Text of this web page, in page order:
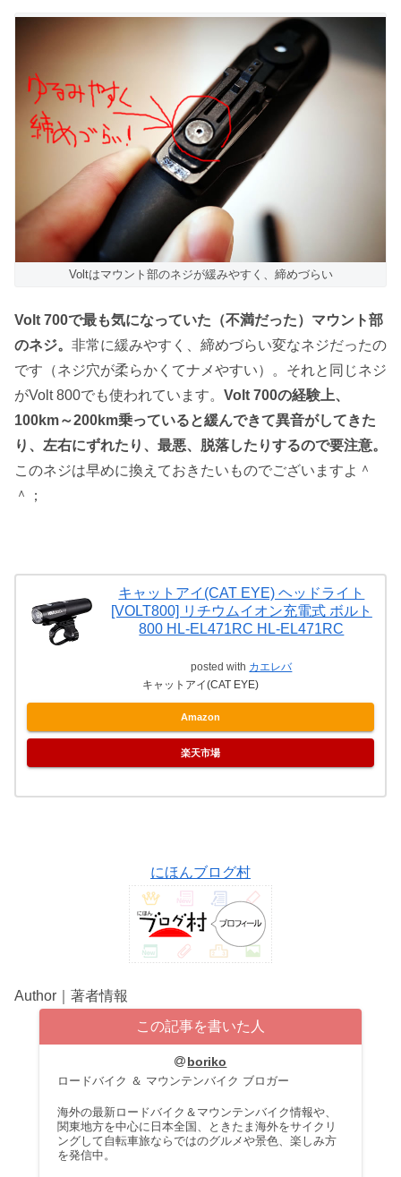
Voltはマウント部のネジが緩みやすく、締めづらい
Volt 700で最も気になっていた（不満だった）マウント部
のネジ。 非常に緩みやすく、締めづらい変なネジだったの
です（ネジ穴が柔らかくてナメやすい）。それと同じネジ
がVolt 800でも使われています。 Volt 700の経験上、
100km～200km乗っていると緩んできて異音がしてきた
り、左右にずれたり、最悪、脱落したりするので要注意。
このネジは早めに換えておきたいものでございますよ＾
＾；
キャットアイ(CAT EYE) ヘッドライト
[VOLT800] リチウムイオン充電式 ボルト
800 HL-EL471RC HL-EL471RC
posted with カエレバ
キャットアイ(CAT EYE)
Amazon
楽天市場
にほんブログ村
Author｜著者情報
この記事を書いた人
boriko
ロードバイク ＆ マウンテンバイク ブロガー
海外の最新ロードバイク＆マウンテンバイク情報や、
関東地方を中心に日本全国、ときたま海外をサイクリ
ングして自転車旅ならではのグルメや景色、楽しみ方
を発信中。